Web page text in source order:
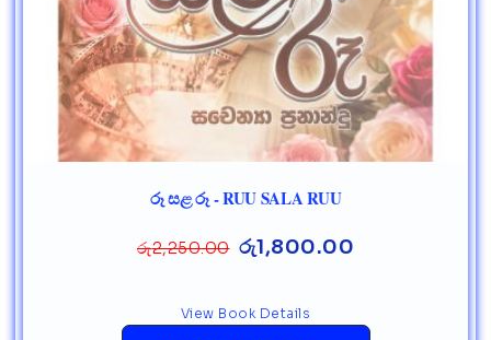
රූ සළ රූ - RUU SALA RUU
රු2,250.00 රු1,800.00
View Book Details